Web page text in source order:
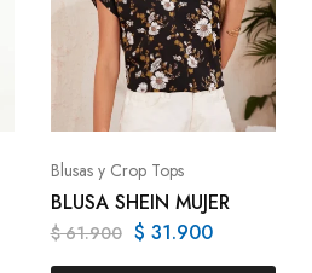
Blusas y Crop Tops
BLUSA SHEIN MUJER
$61.900 $ 31.900